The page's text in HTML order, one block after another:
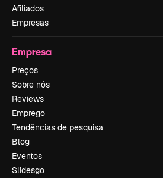
Afiliados
Empresas
Empresa
Preços
Sobre nós
Reviews
Emprego
Tendências de pesquisa
Blog
Eventos
Slidesgo